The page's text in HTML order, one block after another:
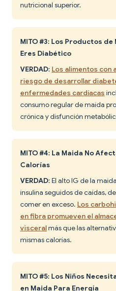
nutricional superior.
MITO #3: Los Productos de
Eres Diabético
VERDAD: Los alimentos con
riesgo de desarrollar
enfermedades cardíacas
consumo regular de maida
crónica y disfunción
MITO #4: La Maida No
Calorías
VERDAD: El alto IG de la
insulina seguidos de caídas,
comer en exceso. Los
en fibra promueven el
visceralmás que las
mismas calorías.
MITO #5: Los Niños
en Maida Para Energía